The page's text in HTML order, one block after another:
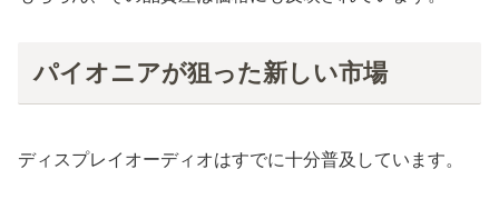
パイオニアが狙った新しい市場
ディスプレイオーディオはすでに十分普及しています。